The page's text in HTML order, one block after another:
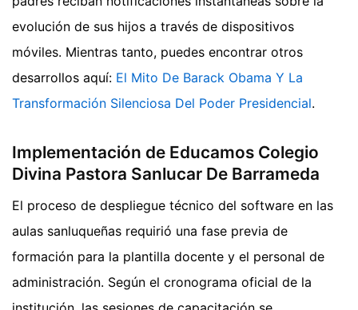
evolución de sus hijos a través de dispositivos
móviles. Mientras tanto, puedes encontrar otros
desarrollos aquí: El Mito De Barack Obama Y La
Transformación Silenciosa Del Poder Presidencial.
Implementación de Educamos Colegio
Divina Pastora Sanlucar De Barrameda
El proceso de despliegue técnico del software en las
aulas sanluqueñas requirió una fase previa de
formación para la plantilla docente y el personal de
administración. Según el cronograma oficial de la